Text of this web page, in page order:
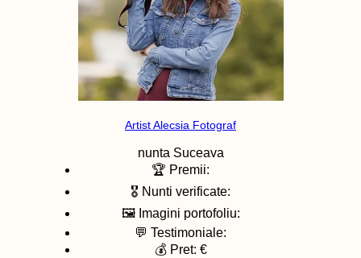
Artist Alecsia Fotograf
nunta Suceava
🏆 Premii:
🎖️ Nunti verificate:
🖼️ Imagini portofoliu:
💬 Testimoniale:
💰 Pret: €